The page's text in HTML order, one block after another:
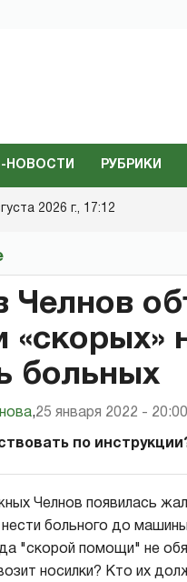
НОВОСТИ РУБРИКИ
2026 г., 17:12
Челнов
«скорых»
больных
,25 января 2022 - 20:00
по
Челнов появилась
больного до
"скорой помощи" не
носилки? Кто их